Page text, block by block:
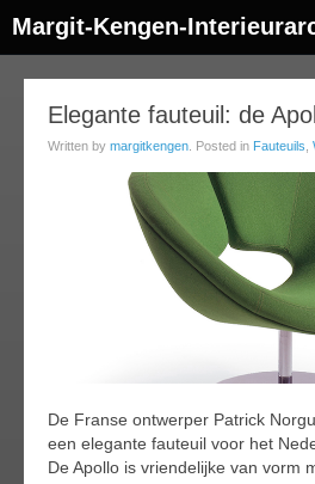
Margit-Kengen-
Elegante fauteuil: de
Written by margitkengen . Posted in Fauteuils
De Franse ontwerper Patrick
een elegante fauteuil voor het
De Apollo is vriendelijke van vorm